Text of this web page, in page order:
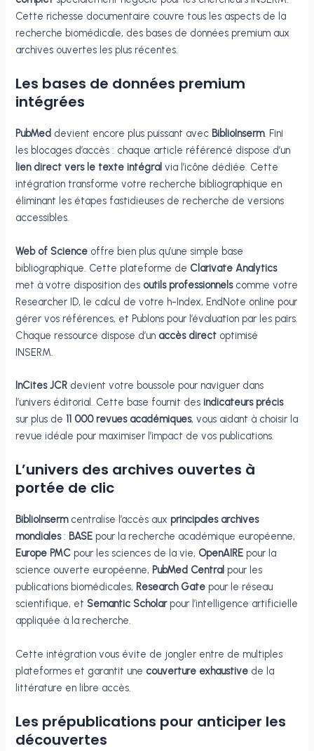
Cette richesse documentaire couvre tous les aspects de la
recherche biomédicale, des bases de données premium aux
archives ouvertes les plus récentes.
Les bases de données premium
intégrées
PubMed devient encore plus puissant avec BiblioInserm. Fini
les blocages d’accès : chaque article référencé dispose d’un
lien direct vers le texte intégral via l’icône dédiée. Cette
intégration transforme votre recherche bibliographique en
éliminant les étapes fastidieuses de recherche de versions
accessibles.
Web of Science offre bien plus qu’une simple base
bibliographique. Cette plateforme de Clarivate Analytics
met à votre disposition des outils professionnelscomme votre
Researcher ID, le calcul de votre h-Index, EndNote online pour
gérer vos références, et Publons pour l’évaluation par les pairs.
Chaque ressource dispose d’un accès direct optimisé
INSERM.
InCites JCR devient votre boussole pour naviguer dans
l’univers éditorial. Cette base fournit desindicateurs précis
sur plus de11 000 revues académiques, vous aidant à choisir la
revue idéale pour maximiser l’impact de vos publications.
L’univers des archives ouvertes à
portée de clic
BiblioInsermcentralise l’accès aux principales archives
mondiales: BASE pour la recherche académique européenne,
Europe PMC pour les sciences de la vie, OpenAIRE pour la
science ouverte européenne, PubMed Central pour les
publications biomédicales, Research Gate pour le réseau
scientifique, et Semantic Scholarpour l’intelligence artificielle
appliquée à la recherche.
Cette intégration vous évite de jongler entre de multiples
plateformes et garantit une couverture exhaustive de la
littérature en libre accès.
Les prépublications pour anticiper les
découvertes